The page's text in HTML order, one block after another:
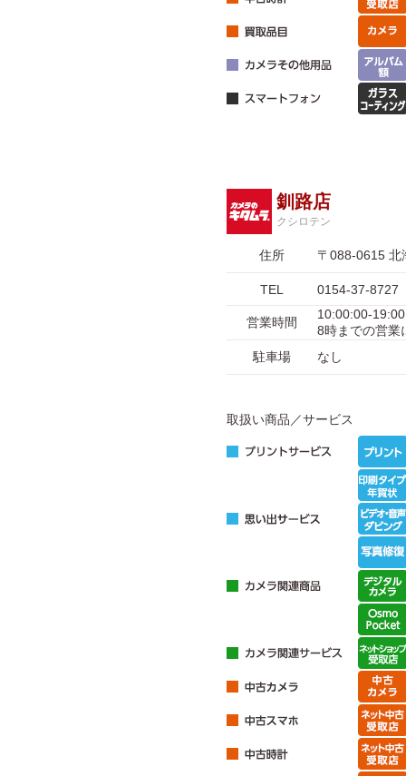
釧路店
クシロテン
住所 〒088-0615 北
TEL 0154-37-8727
営業時間
10:00:00-
8時までの営業
駐車場
なし
取扱い商品／サービス